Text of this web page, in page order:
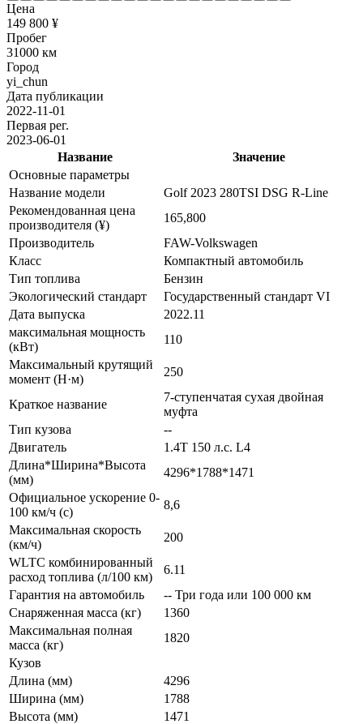
Цена
149 800 ¥
Пробег
31000 км
Город
yi_chun
Дата публикации
2022-11-01
Первая рег.
2023-06-01
Название
Значение
Основные параметры
Название модели
Golf 2023 280TSI DSG R-Line
Рекомендованная цена
производителя (¥)
165,800
Производитель
FAW-Volkswagen
Класс
Компактный автомобиль
Тип топлива
Бензин
Экологический стандарт
Государственный стандарт VI
Дата выпуска
2022.11
максимальная мощность
(кВт)
110
Максимальный крутящий
момент (Н·м)
250
Краткое название
7-ступенчатая сухая двойная
муфта
Тип кузова
--
Двигатель
1.4T 150 л.с. L4
Длина*Ширина*Высота
(мм)
4296*1788*1471
Официальное ускорение 0-
100 км/ч (с)
8,6
Максимальная скорость
(км/ч)
200
WLTC комбинированный
расход топлива (л/100 км)
6.11
Гарантия на автомобиль
-- Три года или 100 000 км
Снаряженная масса (кг)
1360
Максимальная полная
масса (кг)
1820
Кузов
Длина (мм)
4296
Ширина (мм)
1788
Высота (мм)
1471